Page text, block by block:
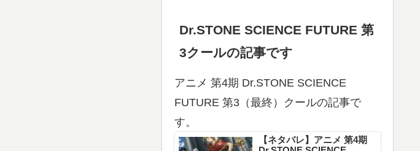
Dr.STONE SCIENCE FUTURE 第
3クールの記事です
アニメ 第4期 Dr.STONE SCIENCE
FUTURE 第3（最終）クールの記事で
す。
【ネタバレ】アニメ 第4期